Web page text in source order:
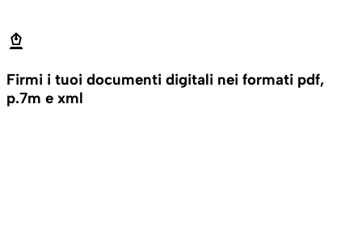
stylus_fountain_pen
Firmi i tuoi documenti digitali nei formati pdf,
p.7m e xml